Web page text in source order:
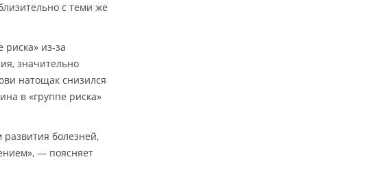
с теми же
риска» из-за
значительно
натощак снизился
в «группе риска»
болезней,
— поясняет